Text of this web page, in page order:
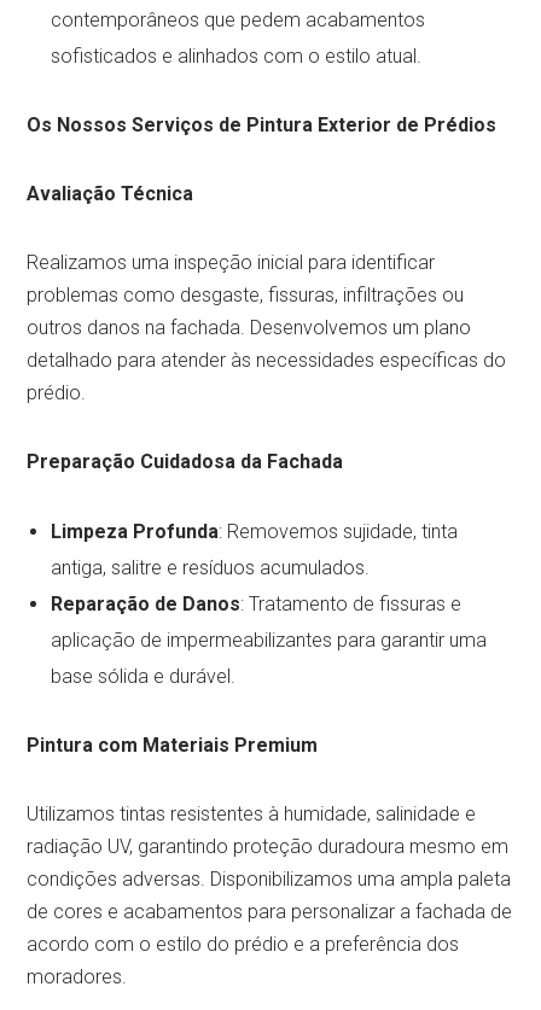
contemporâneos que pedem acabamentos
sofisticados e alinhados com o estilo atual.
Os Nossos Serviços de Pintura Exterior de Prédios
Avaliação Técnica
Realizamos uma inspeção inicial para identificar
problemas como desgaste, fissuras, infiltrações ou
outros danos na fachada. Desenvolvemos um plano
detalhado para atender às necessidades específicas do
prédio.
Preparação Cuidadosa da Fachada
Limpeza Profunda: Removemos sujidade, tinta
antiga, salitre e resíduos acumulados.
Reparação de Danos: Tratamento de fissuras e
aplicação de impermeabilizantes para garantir uma
base sólida e durável.
Pintura com Materiais Premium
Utilizamos tintas resistentes à humidade, salinidade e
radiação UV, garantindo proteção duradoura mesmo em
condições adversas. Disponibilizamos uma ampla paleta
de cores e acabamentos para personalizar a fachada de
acordo com o estilo do prédio e a preferência dos
moradores.